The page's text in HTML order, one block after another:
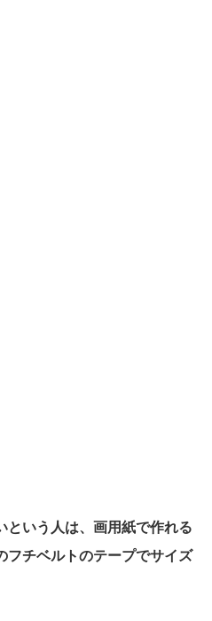
という人は、画用紙で作れる
フチベルトのテープでサイズ